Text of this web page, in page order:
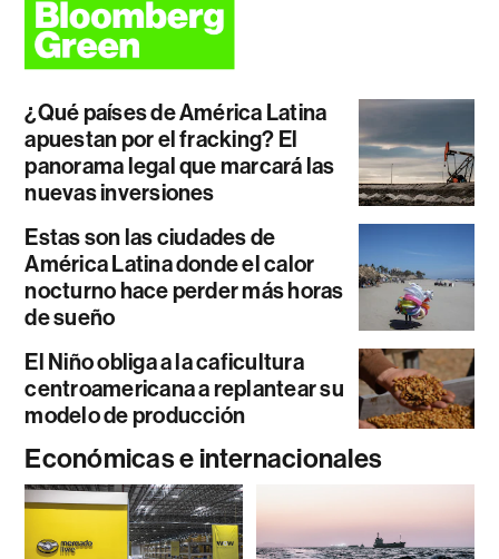
¿Qué países de América Latina
apuestan por el fracking? El
panorama legal que marcará las
nuevas inversiones
Estas son las ciudades de
América Latina donde el calor
nocturno hace perder más horas
de sueño
El Niño obliga a la caficultura
centroamericana a replantear su
modelo de producción
Económicas e internacionales